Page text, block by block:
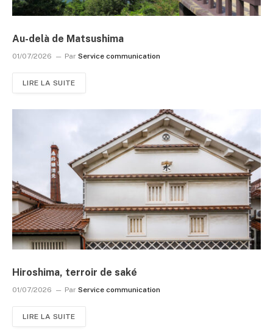
Au-delà de Matsushima
01/07/2026 Par Service communication
LIRE LA SUITE
Hiroshima, terroir de saké
01/07/2026 Par Service communication
LIRE LA SUITE